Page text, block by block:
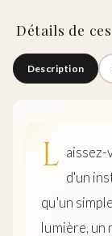
Détails de
Description
L d'un
qu'un
lumière, un